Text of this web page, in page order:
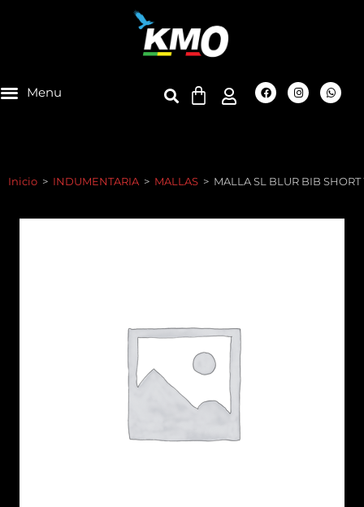
Inicio > INDUMENTARIA > MALLAS > MALLA SL BLUR BIB